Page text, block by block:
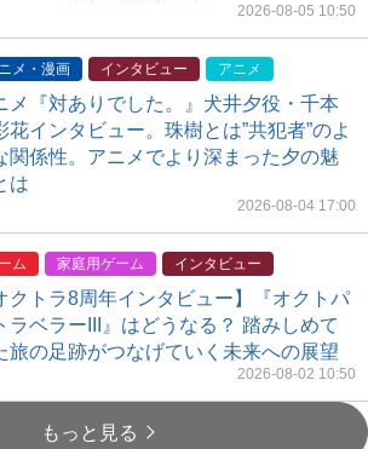
2026-08-05 10:50
メ・漫画 インタビュー アニメ
メ『対ありでした。』犬井夕役・千本
花インタビュー。珠樹とは”共犯者”のよ
関係性。アニメでより深まった夕の魅
は
2026-08-04 17:00
ム 家庭用ゲーム インタビュー
クトラ8周年インタビュー】『オクトパ
ラベラーIII』はどうなる？ 踏みしめて
旅の足跡がつなげていく未来への展望
2026-08-02 10:50
もっと見る